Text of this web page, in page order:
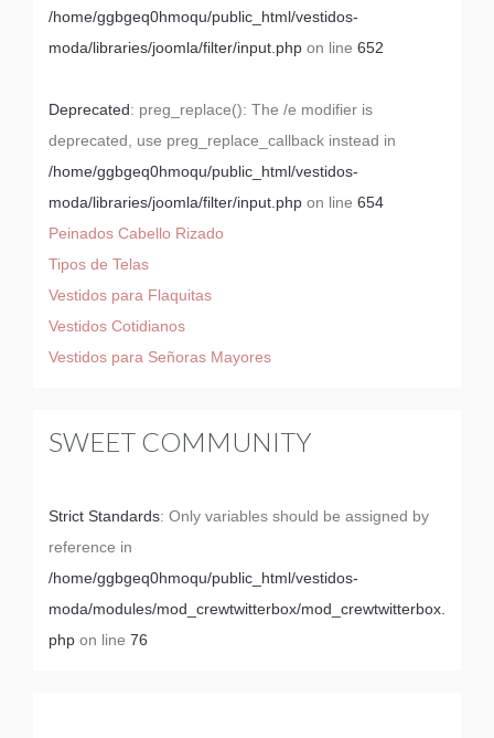
/home/ggbgeq0hmoqu/public_html/vestidos-
moda/libraries/joomla/filter/input.php on line 652
Deprecated: preg_replace(): The /e modifier is
deprecated, use preg_replace_callback instead in
/home/ggbgeq0hmoqu/public_html/vestidos-
moda/libraries/joomla/filter/input.php on line 654
Peinados Cabello Rizado
Tipos de Telas
Vestidos para Flaquitas
Vestidos Cotidianos
Vestidos para Señoras Mayores
SWEET COMMUNITY
Strict Standards: Only variables should be assigned by
reference in
/home/ggbgeq0hmoqu/public_html/vestidos-
moda/modules/mod_crewtwitterbox/mod_crewtwitterbox.
php on line 76